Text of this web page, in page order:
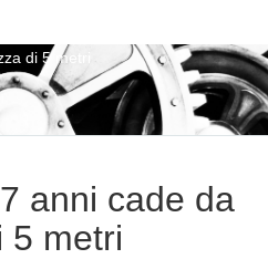
di 5 metri
anni cade da
5 metri